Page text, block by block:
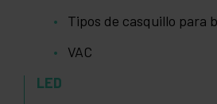
Tipos de casquillo para
VAC
LED